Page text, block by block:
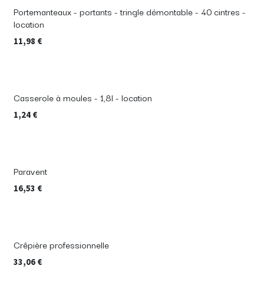
Portemanteaux - portants - tringle démontable - 40 cintres -
location
11,98 €
Casserole à moules - 1,8l - location
1,24 €
Paravent
16,53 €
Crêpière professionnelle
33,06 €